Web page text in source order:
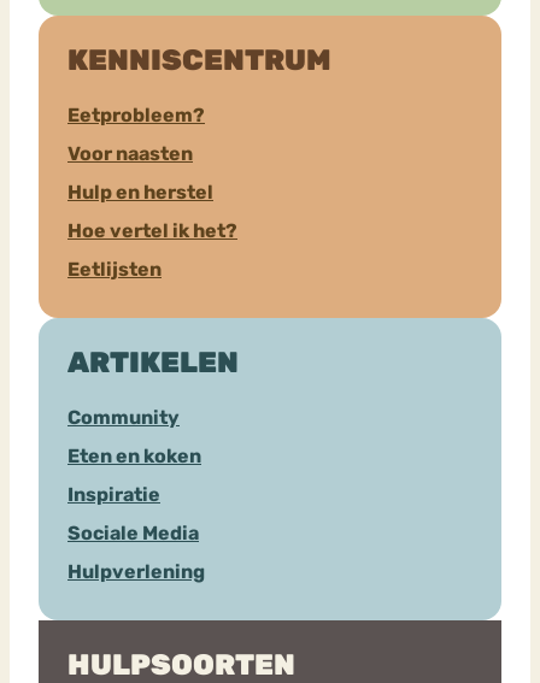
KENNISCENTRUM
Eetprobleem?
Voor naasten
Hulp en herstel
Hoe vertel ik het?
Eetlijsten
ARTIKELEN
Community
Eten en koken
Inspiratie
Sociale Media
Hulpverlening
HULPSOORTEN